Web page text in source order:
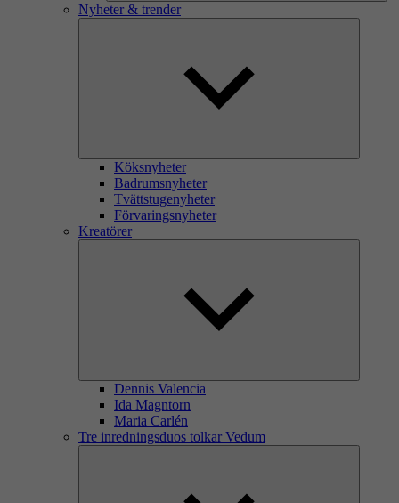
Nyheter & trender
Köksnyheter
Badrumsnyheter
Tvättstugenyheter
Förvaringsnyheter
Kreatörer
Dennis Valencia
Ida Magntorn
Maria Carlén
Tre inredningsduos tolkar Vedum